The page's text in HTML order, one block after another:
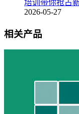
培训带你抢占
2026-05-27
相关产品